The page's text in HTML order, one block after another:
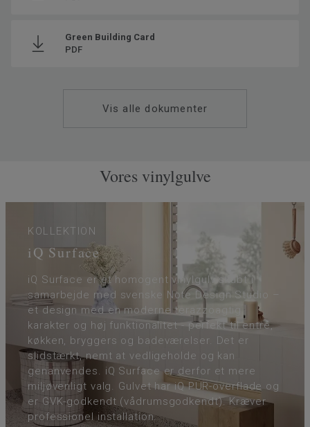
SAP SKU #
Tykkelse på slidlaget
2
Green Building Card
PDF
Vis alle dokumenter
Vores vinylgulve
KOLLEKTION
iQ Surface
iQ Surface er et homogent vinylgulv skabt i
samarbejde med svenske Note Design Studio –
et design med en moderne terazzoagtig
karakter og høj funktionalitet - perfekt til entré,
køkken, bryggers og badeværelser. Det er
slidstærkt, nemt at vedligeholde og kan
genanvendes. iQ Surface er derfor et mere
miljøvenligt valg. Gulvet har iQ PUR-overflade og
er GVK-godkendt (vådrumsgodkendt). Kræver
professionel installation.